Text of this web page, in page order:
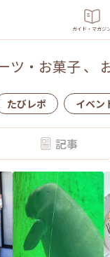
ガイド・マガジ
ツ・お菓子、
たびレポ イベン
記事